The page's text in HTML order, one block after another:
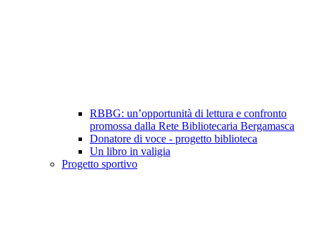
RBBG: un’opportunità di lettura e confronto
promossa dalla Rete Bibliotecaria Bergamasca
Donatore di voce - progetto biblioteca
Un libro in valigia
Progetto sportivo